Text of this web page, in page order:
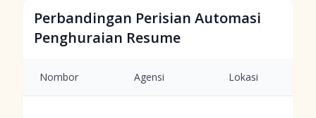
Perbandingan Perisian Automasi
Penghuraian Resume
Nombor Agensi Lokasi